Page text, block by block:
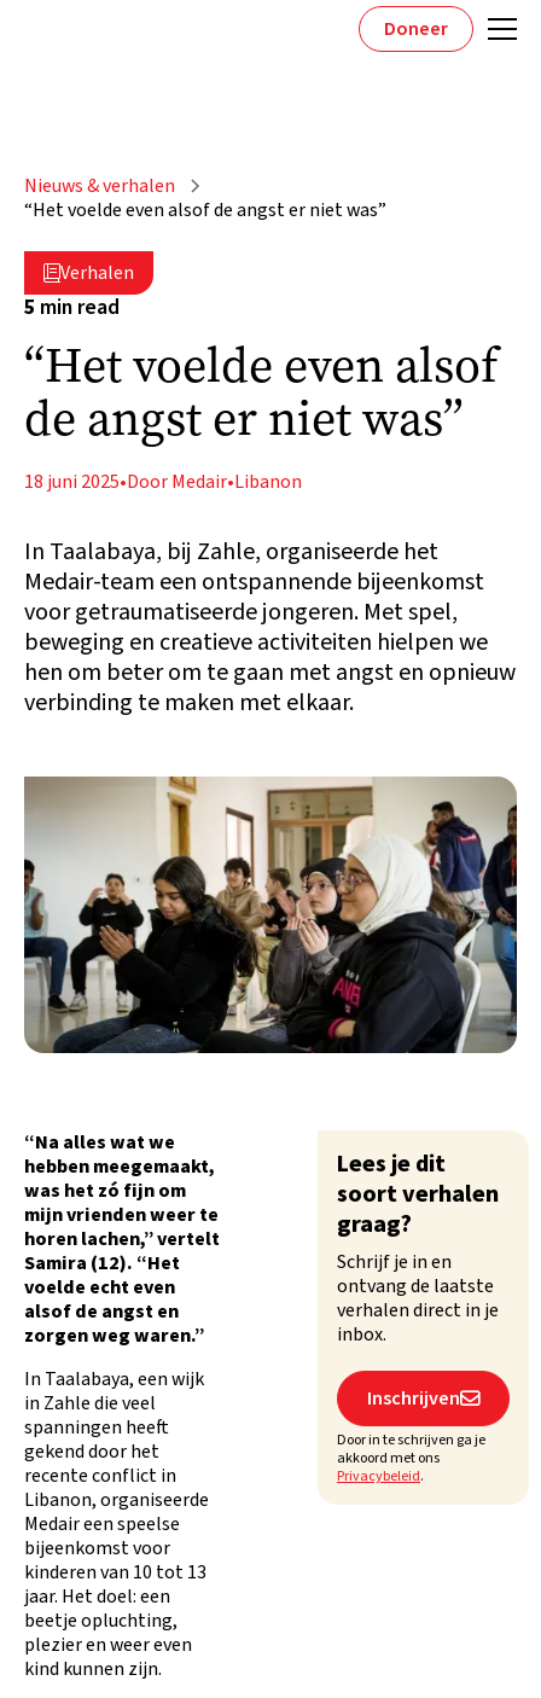
Doneer
Nieuws & verhalen
“Het voelde even alsof de angst er niet was”
Verhalen
5 min read
“Het voelde even alsof
de angst er niet was”
18 juni 2025•Door Medair•Libanon
In Taalabaya, bij Zahle, organiseerde het
Medair-team een ontspannende bijeenkomst
voor getraumatiseerde jongeren. Met spel,
beweging en creatieve activiteiten hielpen we
hen om beter om te gaan met angst en opnieuw
verbinding te maken met elkaar.
“Na alles wat we
hebben meegemaakt,
was het zó fijn om
mijn vrienden weer te
horen lachen,” vertelt
Samira (12). “Het
voelde echt even
alsof de angst en
zorgen weg waren.”
In Taalabaya, een wijk
in Zahle die veel
spanningen heeft
gekend door het
recente conflict in
Libanon, organiseerde
Medair een speelse
bijeenkomst voor
kinderen van 10 tot 13
jaar. Het doel: een
beetje opluchting,
plezier en weer even
kind kunnen zijn.
Lees je dit
soort verhalen
graag?
Schrijf je in en
ontvang de laatste
verhalen direct in je
inbox.
Inschrijven
Door in te schrijven ga je
akkoord met ons
Privacybeleid.